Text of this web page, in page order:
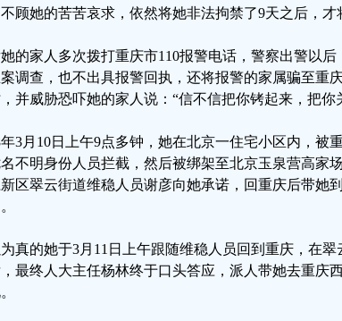
顾她的苦苦哀求，依然将她非法拘禁了9天之后，才
的家人多次拨打重庆市110报警电话，警察出警以
调查，也不出具报警回执，还将报警的家属骗至重
并威胁恐吓她的家人说：“信不信把你铐起来，把你
年3月10日上午9点多钟，她在北京一住宅小区内，被
不明身份人员拦截，然后被绑架至北京玉泉营高家
区翠云街道维稳人员谢彦向她承诺，回重庆后带她
真的她于3月11日上午跟随维稳人员回到重庆，在
最终人大主任杨林终于口头答应，派人带她去重庆